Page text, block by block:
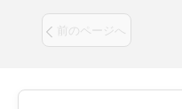
前のページへ